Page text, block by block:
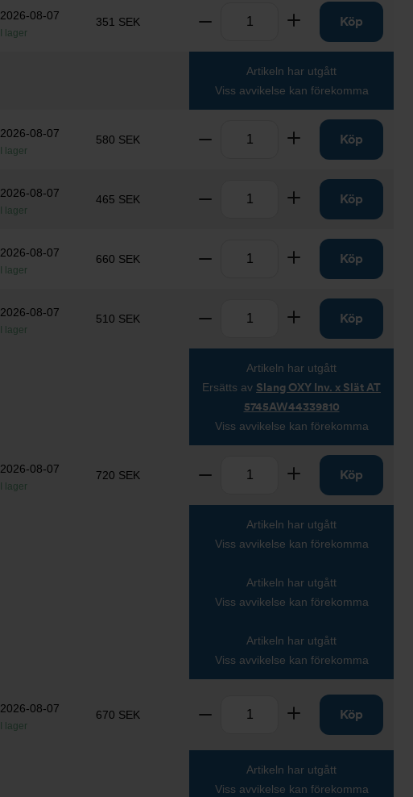
2026-08-07
I lager
351 SEK Ta bort Lägg tillKöp
Artikeln har utgått
Viss avvikelse kan förekomma
2026-08-07
I lager
580 SEK Ta bort Lägg tillKöp
2026-08-07
I lager
465 SEK Ta bort Lägg tillKöp
2026-08-07
I lager
660 SEK Ta bort Lägg tillKöp
2026-08-07
I lager
510 SEK Ta bort Lägg tillKöp
Artikeln har utgått
Ersätts av Slang OXY Inv. x Slät AT
5745AW44339810
Viss avvikelse kan förekomma
2026-08-07
I lager
720 SEK Ta bort Lägg tillKöp
Artikeln har utgått
Viss avvikelse kan förekomma
Artikeln har utgått
Viss avvikelse kan förekomma
Artikeln har utgått
Viss avvikelse kan förekomma
2026-08-07
I lager
670 SEK Ta bort Lägg tillKöp
Artikeln har utgått
Viss avvikelse kan förekomma